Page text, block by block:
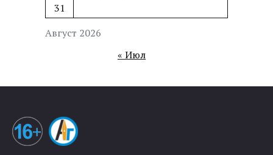
Август 2026
31
« Июл